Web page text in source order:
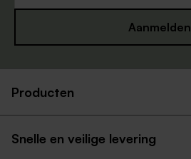
Aanmelden
Producten
Snelle en veilige levering